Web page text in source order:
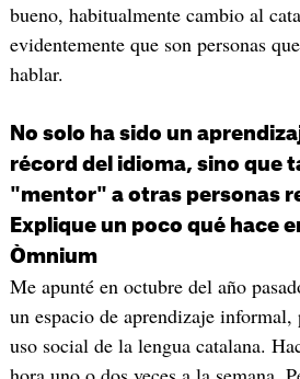
bueno, habitualmente cambio al
evidentemente que son personas
hablar.
No solo ha sido un
récord del idioma, sino que
"mentor" a otras personas
Explique un poco qué hace
Òmnium
Me apunté en octubre del año
un espacio de aprendizaje
uso social de la lengua catalana.